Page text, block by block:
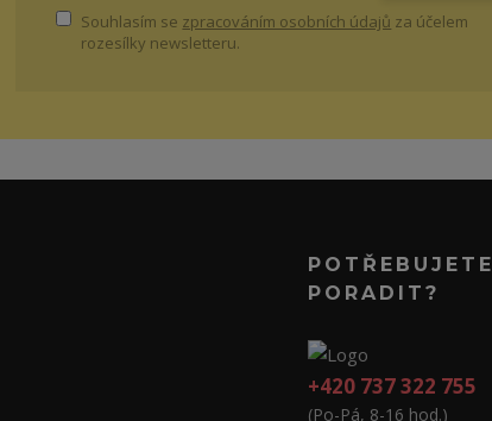
Souhlasím se zpracováním osobních údajů za účelem
rozesílky newsletteru.
POTŘEBUJETE
PORADIT?
+420 737 322 755
(Po-Pá, 8-16 hod.)